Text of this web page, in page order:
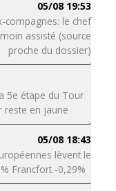
05/08 19:53
compagnes: le chef
assisté (source
proche du dossier)
5e étape du Tour
reste en jaune
05/08 18:43
lèvent le
Francfort -0,29%